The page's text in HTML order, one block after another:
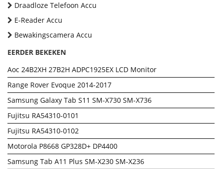
Draadloze Telefoon Accu
E-Reader Accu
Bewakingscamera Accu
EERDER BEKEKEN
Aoc 24B2XH 27B2H ADPC1925EX LCD Monitor
Range Rover Evoque 2014-2017
Samsung Galaxy Tab S11 SM-X730 SM-X736
Fujitsu RA54310-0101
Fujitsu RA54310-0102
Motorola P8668 GP328D+ DP4400
Samsung Tab A11 Plus SM-X230 SM-X236